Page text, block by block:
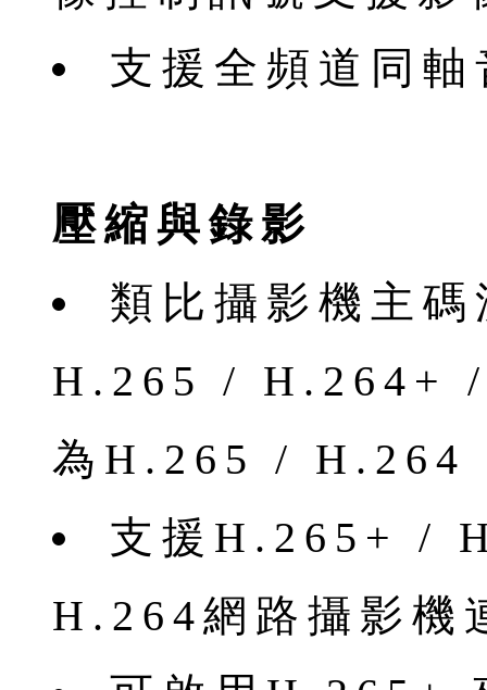
⽀援全頻道同
壓縮與錄影
類比攝影機主
H.265 / H.264+ /
為H.265 / H.264
⽀援H.265+ /
H.264網路攝影機